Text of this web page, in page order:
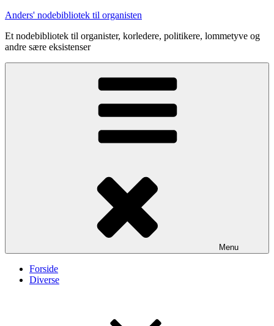
Videre
indhold
Anders' nodebibliotek til organisten
Et nodebibliotek til organister, korledere, politikere, lommetyve og
andre sære eksistenser
Menu
Forside
Diverse